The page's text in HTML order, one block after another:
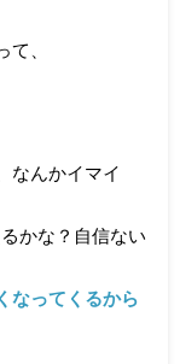
、
なんかイマイ
かな？自信ない
なってくるから